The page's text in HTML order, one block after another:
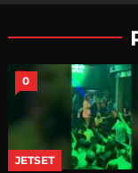
0
JETSET